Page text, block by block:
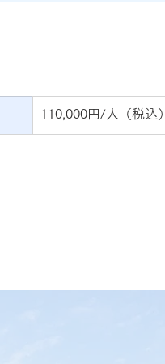
110,000円/人（税込）